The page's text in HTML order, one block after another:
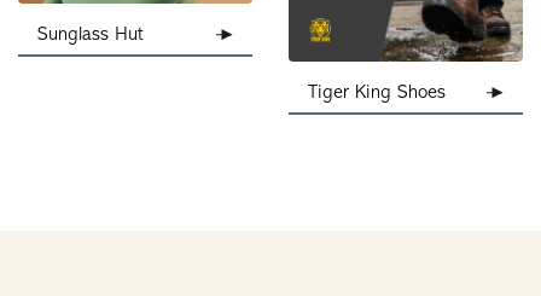
Sunglass Hut
Tiger King Shoes